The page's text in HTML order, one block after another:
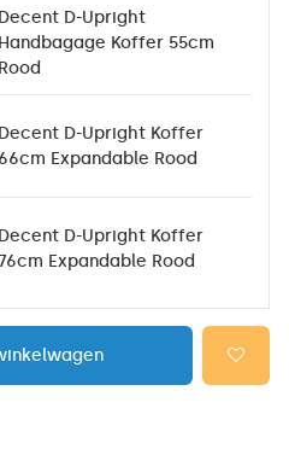
Decent D-Upright
Handbagage Koffer 55cm
Rood
Decent D-Upright Koffer
66cm Expandable Rood
Decent D-Upright Koffer
Expandable Rood